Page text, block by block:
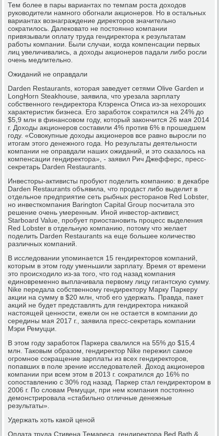
Тем более в пары вариантах по темпам роста доходов
руководители намного обогнали акционеров. Но в остальных
вариантах вознаграждение директоров значительно
сократилось. Далековато не постоянно компании
привязывали оплату труда гендиректора к результатам
работы компании. Были случаи, когда компенсации первых
лиц увеличивались, а доходы акционеров падали либо росли
очень медлительно.
Ожиданий не оправдали
Darden Restaurants, которая заведует сетями Olive Garden и
LongHorn Steakhouse, заявила, что урезала зарплату
собственного гендиректора Клэренса Отиса из-за нехороших
характеристик бизнеса. Его заработок сократился на 24% до
$5,9 млн в финансовом году, который закончится 26 мая 2014
г. Доходы акционеров составили 4% против 6% в прошедшем
году. «Совокупные доходы акционеров все равно выросли по
итогам этого денежного года. Но результаты деятельности
компании не оправдали наших ожиданий, и это сказалось на
компенсации гендиректора», - заявил Рич Джефферс, пресс-
секретарь Darden Restaurants.
Инвесторы-активисты пробуют поделить компанию: в декабре
Darden Restaurants объявила, что продаст либо выделит в
отдельное предприятие сеть рыбных ресторанов Red Lobster,
но инвесткомпания Barington Capital Group посчитала это
решение очень умеренным. Иной инвестор-активист,
Starboard Value, пробует приостановить процесс выделения
Red Lobster в отдельную компанию, потому что желает
поделить Darden Restaurants на еще большее количество
различных компаний.
В исследовании упоминается 15 гендиректоров компаний,
которым в этом году уменьшили зарплату. Время от времени
это происходило из-за того, что год назад компания
единовременно выплачивала первому лицу гигантскую сумму.
Nike передала собственному гендиректору Марку Паркеру
акции на сумму в $20 млн, чтоб его удержать. Правда, пакет
акций не будет представлять для гендиректора никакой
настоящей ценности, ежели он не остается в компании до
середины мая 2017 г., заявила пресс-секретарь компании
Мэри Ремуцци.
В этом году заработок Паркера свалился на 55% до $15,4
млн. Таковым образом, гендиректор Nike пережил самое
огромное сокращение зарплаты из всех гендиректоров,
попавших в поле зрение исследователей. Доход акционеров
компании при всем этом в 2013 г. сократился до 16% по
сопоставлению с 30% год назад. Паркер стал гендиректором в
2006 г. По словам Ремуцци, при нем компания постоянно
демонстрировала «cтабильно отличные денежные
результаты».
Удержать хоть какой ценой
Оплата труда Стивена Темареса, гендиректора Bed Bath &